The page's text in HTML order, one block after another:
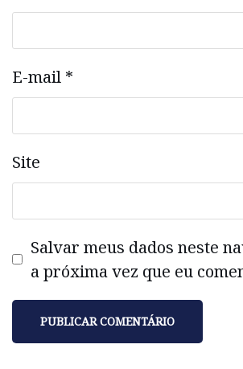
E-mail *
Site
Salvar meus dados neste
a próxima vez que eu